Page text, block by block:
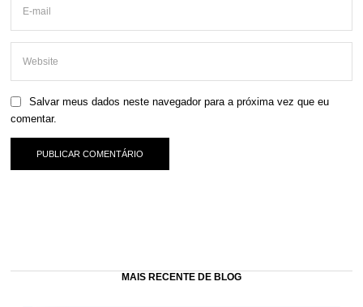
Salvar meus dados neste navegador para a próxima vez que eu
comentar.
MAIS RECENTE DE BLOG